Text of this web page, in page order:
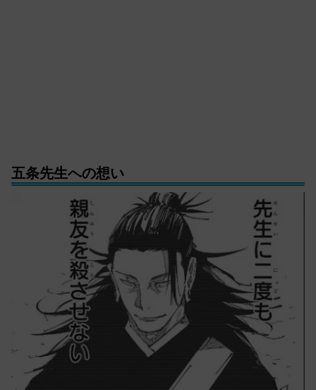
五条先生への想い